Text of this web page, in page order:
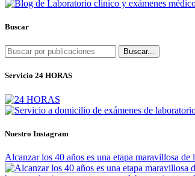
Buscar
Buscar...
Servicio 24 HORAS
Nuestro Instagram
Alcanzar los 40 años es una etapa maravillosa de l